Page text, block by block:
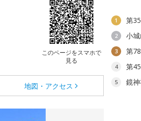
このページをスマホで
見る
地図・アクセス
1 第
2 小
3 第
4 第
5
鏡